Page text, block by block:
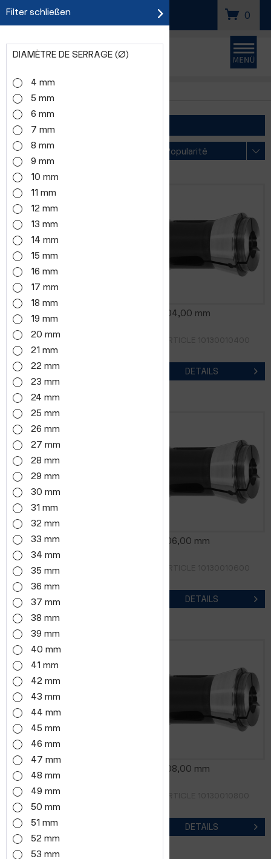
SUCHEN 0
185E FM1149
FILTER
Filter schließen
DIAMÈTRE DE SERRAGE (Ø)
4 mm
5 mm
6 mm
7 mm
8 mm
9 mm
10 mm
11 mm
12 mm
13 mm
14 mm
15 mm
16 mm
17 mm
18 mm
19 mm
20 mm
21 mm
22 mm
23 mm
24 mm
25 mm
26 mm
27 mm
28 mm
29 mm
30 mm
31 mm
32 mm
33 mm
34 mm
35 mm
36 mm
37 mm
38 mm
39 mm
40 mm
41 mm
42 mm
43 mm
44 mm
45 mm
46 mm
47 mm
48 mm
49 mm
50 mm
51 mm
52 mm
53 mm
0185E-V 04,00 mm
RÉF. D'ARTICLE 1013001
DETAILS
0185E 04,00 mm
DETAILS
0185E 05,00 mm
RÉF. D'ARTICLE 10130010500
DETAILS
0185E 06,00 mm
DETAILS
0185E 07,00 mm
RÉF. D'ARTICLE 10130010700
DETAILS
0185E 08,00 mm
DETAILS